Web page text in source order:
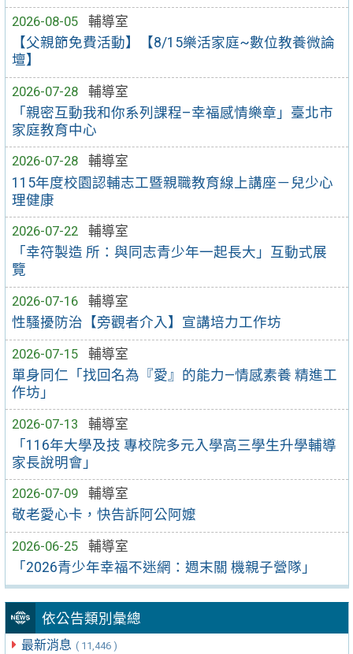
2026-08-05
輔導室
【父親節免費活動】【8/15樂活家庭~數位教養微論
壇】
2026-07-28
輔導室
「親密互動我和你系列課程–幸福感情樂章」臺北市
家庭教育中心
2026-07-28
輔導室
115年度校園認輔志工暨親職教育線上講座－兒少心
理健康
2026-07-22
輔導室
「幸符製造 所：與同志青少年一起長大」互動式展
覽
2026-07-16
輔導室
性騷擾防治【旁觀者介入】宣講培力工作坊
2026-07-15
輔導室
單身同仁「找回名為『愛』的能力—情感素養 精進工
作坊」
2026-07-13
輔導室
「116年大學及技 專校院多元入學高三學生升學輔導
家長說明會」
2026-07-09
輔導室
敬老愛心卡，快告訴阿公阿嬤
2026-06-25
輔導室
「2026青少年幸福不迷網：週末關 機親子營隊」
依公告類別彙總
最新消息 ( 11,446 )